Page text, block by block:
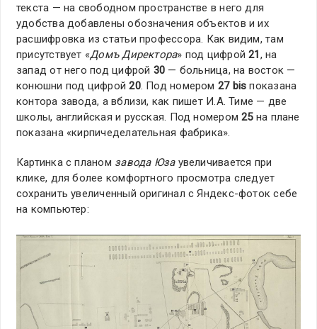
текста — на свободном пространстве в него для
удобства добавлены обозначения объектов и их
расшифровка из статьи профессора. Как видим, там
присутствует «Домъ Директора» под цифрой21, на
запад от него под цифрой 30 — больница, на восток —
конюшни под цифрой20. Под номером 27 bis показана
контора завода, а вблизи, как пишет И.А. Тиме — две
школы, английская и русская. Под номером25на плане
показана «кирпичеделательная фабрика».
Картинка с планом завода Юзаувеличивается при
клике, для более комфортного просмотра следует
сохранить увеличенный оригинал с Яндекс-фоток себе
на компьютер: